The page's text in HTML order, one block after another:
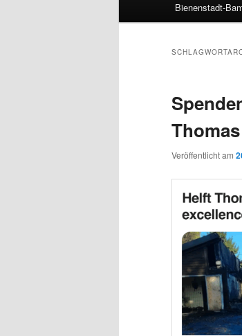
Bienenstadt-
Veröffentlicht am